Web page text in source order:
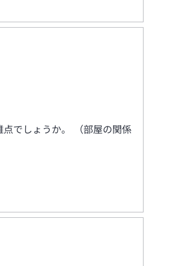
でしょうか。 （部屋の関係